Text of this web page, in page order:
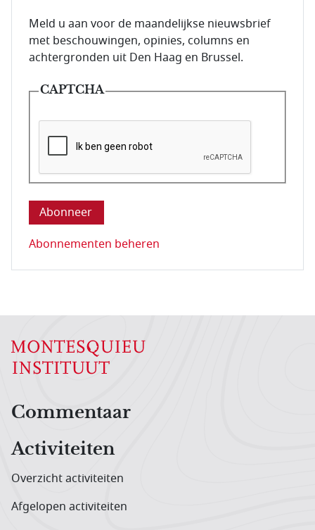
E-mailadres van de abonnee.
Meld u aan voor de maandelijkse nieuwsbrief
met beschouwingen, opinies, columns en
achtergronden uit Den Haag en Brussel.
CAPTCHA
Deze vraag is om te controleren dat u een mens
Abonnementen beheren
Hoofdnavigatiemenu
Commentaar
Activiteiten
Overzicht activiteiten
Afgelopen activiteiten